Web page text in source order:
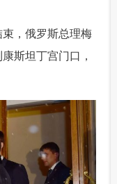
，俄罗斯总理梅
斯坦丁宫门口，